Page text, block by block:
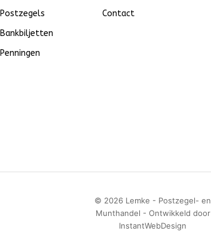
Postzegels
Bankbiljetten
Penningen
Contact
© 2026 Lemke - Postzegel- en
Munthandel - Ontwikkeld door
InstantWebDesign